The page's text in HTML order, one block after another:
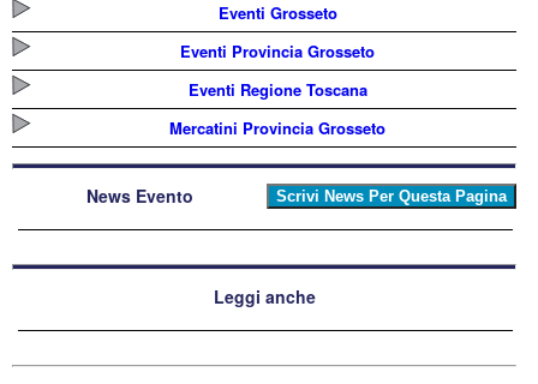
Eventi Grosseto
Eventi Provincia Grosseto
Eventi Regione Toscana
Mercatini Provincia Grosseto
News Evento
Leggi anche